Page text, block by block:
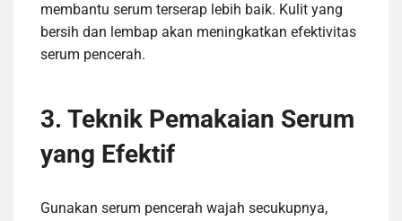
membantu serum terserap lebih baik. Kulit yang
bersih dan lembap akan meningkatkan efektivitas
serum pencerah.
3. Teknik Pemakaian Serum
yang Efektif
Gunakan serum pencerah wajah secukupnya,